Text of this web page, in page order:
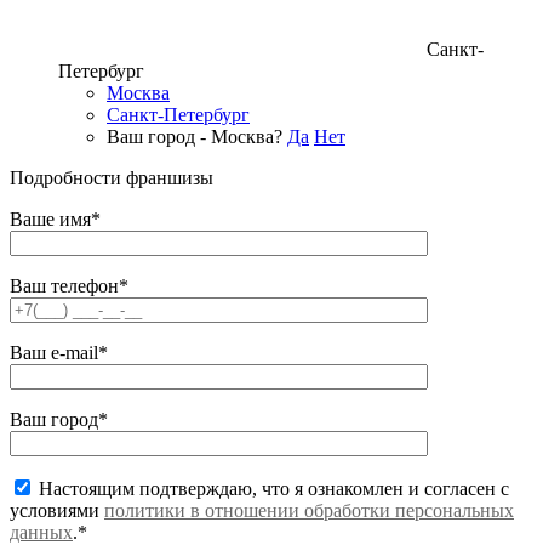
Санкт-
Петербург
Москва
Санкт-Петербург
Ваш город - Москва? Да Нет
Подробности франшизы
Ваше имя*
Ваш телефон*
Ваш e-mail*
Ваш город*
Настоящим подтверждаю, что я ознакомлен и согласен с
условиями политики в отношении обработки персональных
данных.*